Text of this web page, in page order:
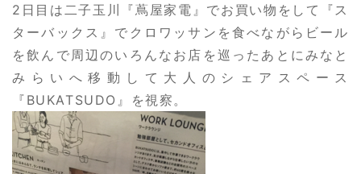
2日目は二子玉川『蔦屋家電』でお買い物をして『ス
ターバックス』でクロワッサンを食べながらビール
を飲んで周辺のいろんなお店を巡ったあとにみなと
みらいへ移動して大人のシェアスペース
『BUKATSUDO』を視察。